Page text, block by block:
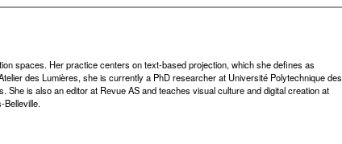
spaces. Her practice centers on text-based projection, which she defines as
des Lumières, she is currently a PhD researcher at Université Polytechnique des
is also an editor at Revue AS and teaches visual culture and digital creation at
Belleville.